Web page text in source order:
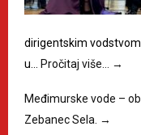
dirigentskim vodstvom
u… Pročitaj više… →
Međimurske vode –
Zebanec Sela. →